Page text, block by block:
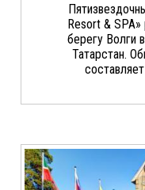
Resort &
берегу Волги
Татарстан.